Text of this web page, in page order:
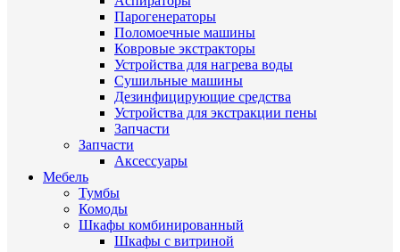
Парогенераторы
Поломоечные машины
Ковровые экстракторы
Устройства для нагрева воды
Сушильные машины
Дезинфицирующие средства
Устройства для экстракции пены
Запчасти
Запчасти
Аксессуары
Мебель
Тумбы
Комоды
Шкафы комбинированный
Шкафы с витриной